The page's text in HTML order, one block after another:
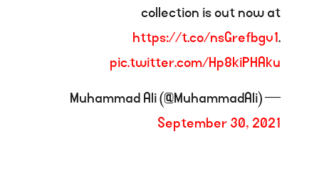
collection is out now at
https://t.co/nsGrefbgv1.
pic.twitter.com/Hp8kiPHAku
— Muhammad Ali (@MuhammadAli)
September 30, 2021